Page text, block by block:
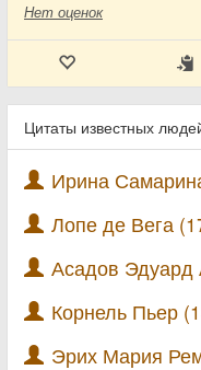
Нет оценок
Цитаты известных
Ирина
Лопе де Вега
Асадов Эдуард
Корнель Пьер
Эрих Мария